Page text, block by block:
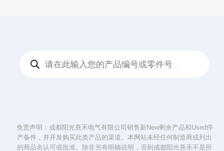
search
免责声明：成都阳光熹禾电气有限公司销售新New剩余产品和Used停
产备件，并开发购买此类产品的渠道。本网站未经任何制造商或列出
的商品名认可或批准。除非另有明确说明，否则成都阳光熹禾不是所